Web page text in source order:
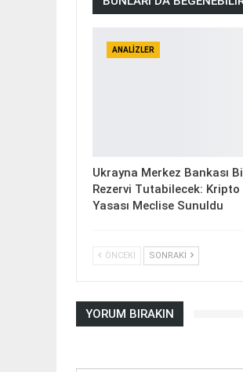
ANALIZLER
Ukrayna Merkez Bankası
Rezervi Tutabilecek: Kripto
Yasası Meclise Sunuldu
ÖNCEKI SONRAKI
YORUM BIRAKIN